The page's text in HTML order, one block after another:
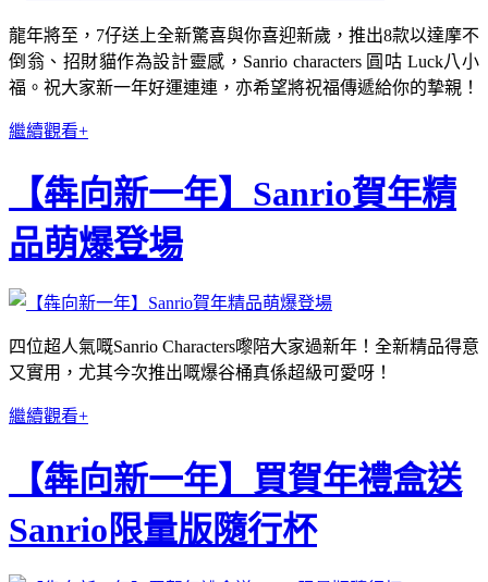
龍年將至，7仔送上全新驚喜與你喜迎新歲，推出8款以達摩不
倒翁、招財貓作為設計靈感，Sanrio characters 圓咕 Luck八小
福。祝大家新一年好運連連，亦希望將祝福傳遞給你的摯親！
繼續觀看+
【犇向新一年】Sanrio賀年精
品萌爆登場
四位超人氣嘅Sanrio Characters嚟陪大家過新年！全新精品得意
又實用，尤其今次推出嘅爆谷桶真係超級可愛呀！
繼續觀看+
【犇向新一年】買賀年禮盒送
Sanrio限量版隨行杯